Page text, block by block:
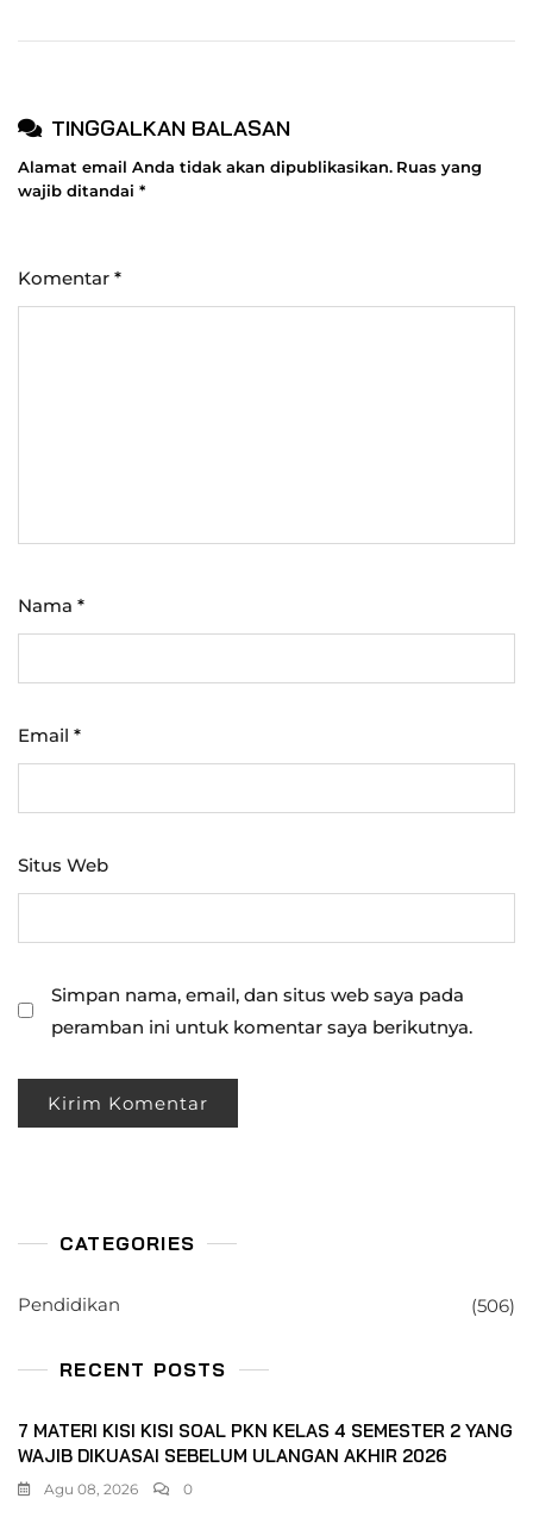
TINGGALKAN BALASAN
Alamat email Anda tidak akan dipublikasikan. Ruas yang
wajib ditandai *
Komentar *
Nama *
Email *
Situs Web
Simpan nama, email, dan situs web saya pada
peramban ini untuk komentar saya berikutnya.
CATEGORIES
Pendidikan (506)
RECENT POSTS
7 MATERI KISI KISI SOAL PKN KELAS 4 SEMESTER 2 YANG
WAJIB DIKUASAI SEBELUM ULANGAN AKHIR 2026
Agu 08, 2026 0